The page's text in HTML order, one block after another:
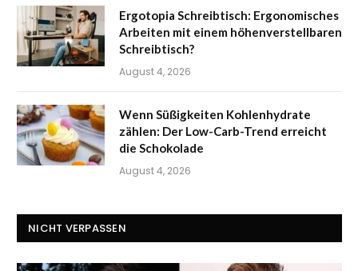
Ergotopia Schreibtisch: Ergonomisches
Arbeiten mit einem höhenverstellbaren
Schreibtisch?
August 4, 2026
Wenn Süßigkeiten Kohlenhydrate
zählen: Der Low-Carb-Trend erreicht
die Schokolade
August 4, 2026
NICHT VERPASSEN